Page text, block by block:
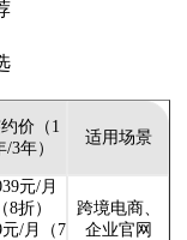
价（1
/3年）
适用场景
元/月
（8折）
元/月（7
跨境电商、
企业官网